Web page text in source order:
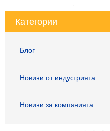
Категории
Блог
Новини от индустрията
Новини за компанията